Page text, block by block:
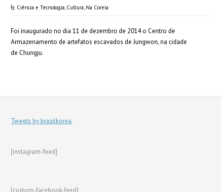
Ciência e Tecnologia, Cultura, Na Coreia
Foi inaugurado no dia 11 de dezembro de 2014 o Centro de
Armazenamento de artefatos escavados de Jungwon, na cidade
de Chungju.
Tweets by brazilkorea
[instagram-feed]
[custom-facebook-feed]